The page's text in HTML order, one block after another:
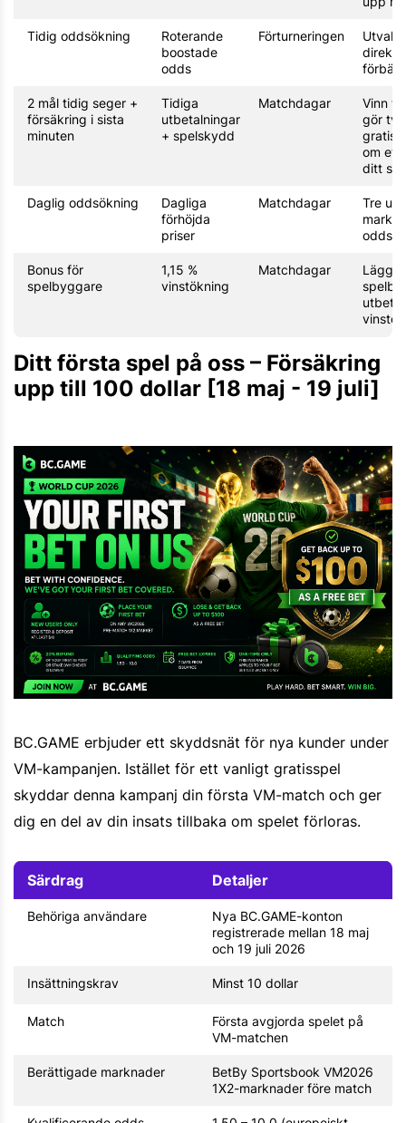
Tidig oddsökning
Roterande
boostade
odds
Förturneringen
2 mål tidig seger +
försäkring i sista
minuten
Tidiga
utbetalningar
+ spelskydd
Matchdagar
Vinn
gör
gratis
om ett
ditt
Daglig oddsökning
Dagliga
förhöjda
priser
Matchdagar
Tre
odds
Bonus för
spelbyggare
1,15 %
vinstökning
Matchdagar
Lägg
vinster
Ditt första spel på oss – Försäkring
upp till 100 dollar [18 maj - 19 juli]
BC.GAME erbjuder ett skyddsnät för nya kunder under
VM-kampanjen. Istället för ett vanligt gratisspel
skyddar denna kampanj din första VM-match och ger
dig en del av din insats tillbaka om spelet förloras.
Särdrag Detaljer
Behöriga användare
Nya BC.GAME-konton
registrerade mellan 18 maj
och 19 juli 2026
Insättningskrav Minst 10 dollar
Match
Första avgjorda spelet på
VM-matchen
Berättigade marknader
BetBy Sportsbook VM2026
1X2-marknader före match